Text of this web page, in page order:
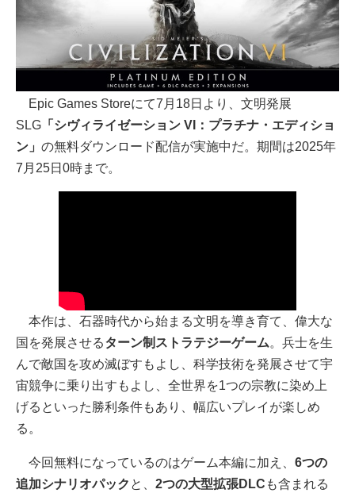
Epic Games Storeにて7月18日より、文明発展
SLG 「シヴィライゼーション VI：プラチナ・エディショ
ン」 の無料ダウンロード配信が実施中だ。期間は2025年
7月25日0時まで。
本作は、石器時代から始まる文明を導き育て、偉大な
国を発展させるターン制ストラテジーゲーム。兵士を生
んで敵国を攻め滅ぼすもよし、科学技術を発展させて宇
宙競争に乗り出すもよし、全世界を1つの宗教に染め上
げるといった勝利条件もあり、幅広いプレイが楽しめ
る。
今回無料になっているのはゲーム本編に加え、 6つの
追加シナリオパック と、 2つの大型拡張DLC も含まれる